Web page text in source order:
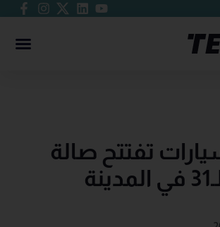
تفتتح صالة
العرض الـ31 في المدينة